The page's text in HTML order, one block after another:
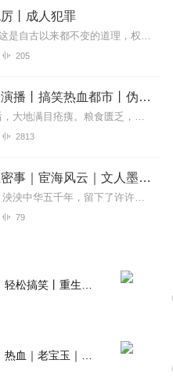
人，演绎的很棒哦挺好挺好挺
持支持支持！
的作品你值得拥有，情节入
丨成人犯罪
“贪字头上有一把刀”，这是自古以来都不变的道理，权利是一把双刃剑，为官者用手中的权利为民办事，和利用手中的权利满足个人私欲，会导致两种截然不同的结果。有的人掌握...
205
第九特区丨头陀渊演播丨搞笑热血都市丨伪戒丨VIP免费多人有声剧
【内容简介】灾变过后，大地满目疮痍。粮食匮乏，资源紧俏，局势混乱……一位从待规划区杀出来的青年，背对着漫天黄沙，孤身来到九区谋生，却不曾想偶然结识三五好友，一念...
2813
楚航讲故事｜帝王密事｜宦海风云｜文人墨客｜轶事奇闻
世界之大，无奇不有，泱泱中华五千年，留下了许许多多的扣人心弦的大案故事：一一点点易于忽视的蛛丝马迹，一个个惊险曲折的侦破过程，既彰显探案者的睿智与缜密，又暗合天...
79